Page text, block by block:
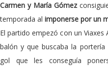
Carmen y María Gómez
temporada al imponerse por un
El partido empezó con un Viaxes
balón y que buscaba la
gol que les conseguía